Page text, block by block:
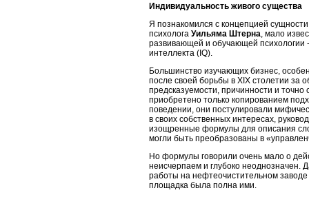
Индивидуальность живого существа
Я познакомился с концепцией
психолога Уильяма Штерна , мало
развивающей и обучающей психологии
интеллекта (IQ).
Большинство изучающих бизнес,
после своей борьбы в XIX столетии за
предсказуемости, причинности и
приобретено только копированием
поведении, они постулировали
в своих собственных интересах,
изощренные формулы для описания
могли быть преобразованы в
Но формулы говорили очень мало о
неисчерпаем и глубоко неоднозначен.
работы на нефтеочистительном
площадка была полна ими.